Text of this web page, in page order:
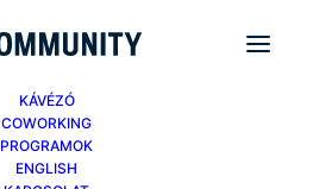
KÁVÉZÓ
COWORKING
PROGRAMOK
ENGLISH